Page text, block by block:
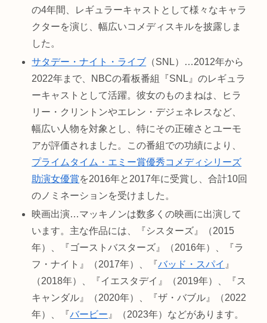
の4年間、レギュラーキャストとして様々なキャラ
クターを演じ、幅広いコメディスキルを披露しま
した。
サタデー・ナイト・ライブ （SNL）…2012年から
2022年まで、NBCの看板番組『SNL』のレギュラ
ーキャストとして活躍。彼女のものまねは、ヒラ
リー・クリントンやエレン・デジェネレスなど、
幅広い人物を対象とし、特にその正確さとユーモ
アが評価されました。この番組での功績により、
プライムタイム・エミー賞優秀コメディシリーズ
助演女優賞を2016年と2017年に受賞し、合計10回
のノミネーションを受けました。
映画出演…マッキノンは数多くの映画に出演して
います。主な作品には、『シスターズ』（2015
年）、『ゴーストバスターズ』（2016年）、『ラ
フ・ナイト』（2017年）、『バッド・スパイ 』
（2018年）、『イエスタデイ』（2019年）、『ス
キャンダル』（2020年）、『ザ・バブル』（2022
年）、『バービー 』（2023年）などがあります。